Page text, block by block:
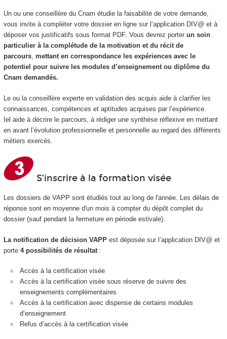
Un ou une conseillère du Cnam étudie la faisabilité de votre demande,
vous invite à compléter votre dossier en ligne sur l’application DIV@ et à
déposer vos justificatifs sous format PDF. Vous devrez porter un soin
particulier à la complétude de la motivation et du récit de
parcours, mettant en correspondance les expériences avec le
potentiel pour suivre les modules d’enseignement ou diplôme du
Cnam demandés.
Le ou la conseillère experte en validation des acquis aide à clarifier les
connaissances, compétences et aptitudes acquises par l’expérience.
Iel aide à décrire le parcours, à rédiger une synthèse réflexive en mettant
en avant l’évolution professionnelle et personnelle au regard des différents
métiers exercés.
S’inscrire à la formation visée
Les dossiers de VAPP sont étudiés tout au long de l'année. Les délais de
réponse sont en moyenne d'un mois à compter du dépôt complet du
dossier (sauf pendant la fermeture en période estivale).
La notification de décision VAPPest déposée sur l’application DIV@ et
porte 4 possibilités de résultat:
Accès à la certification visée
Accès à la certification visée sous réserve de suivre des
enseignements complémentaires
Accès à la certification avec dispense de certains modules
d’enseignement
Refus d’accès à la certification visée